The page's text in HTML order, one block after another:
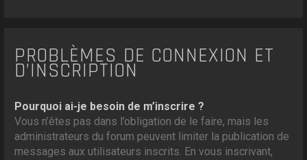
PROBLÈMES DE CONNEXION ET
D’INSCRIPTION
Pourquoi ai-je besoin de m’inscrire ?
Vous n’êtes pas dans l’obligation de le faire, mais les
administrateurs du forum peuvent limiter la publication de
messages aux utilisateurs inscrits. En vous inscrivant,